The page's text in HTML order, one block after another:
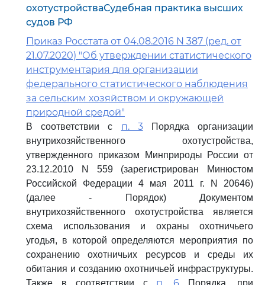
охотустройстваСудебная практика высших
судов РФ
Приказ Росстата от 04.08.2016 N 387 (ред. от
21.07.2020) "Об утверждении статистического
инструментария для организации
федерального статистического наблюдения
за сельским хозяйством и окружающей
природной средой"
В соответствии с п. 3Порядка организации
внутрихозяйственного охотустройства,
утвержденного приказом Минприроды России от
23.12.2010 N 559 (зарегистрирован Минюстом
Российской Федерации 4 мая 2011 г. N 20646)
(далее - Порядок) Документом
внутрихозяйственного охотустройства является
схема использования и охраны охотничьего
угодья, в которой определяются мероприятия по
сохранению охотничьих ресурсов и среды их
обитания и созданию охотничьей инфраструктуры.
Также в соответствии с
Порядка, при